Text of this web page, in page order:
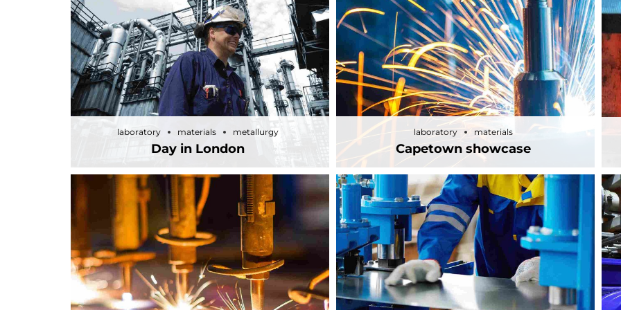
laboratory materials metallurgy
Day in London
laboratory materials metallurgy
Day in London
laboratory materials
Capetown showcase
laboratory materials
Capetown showcase